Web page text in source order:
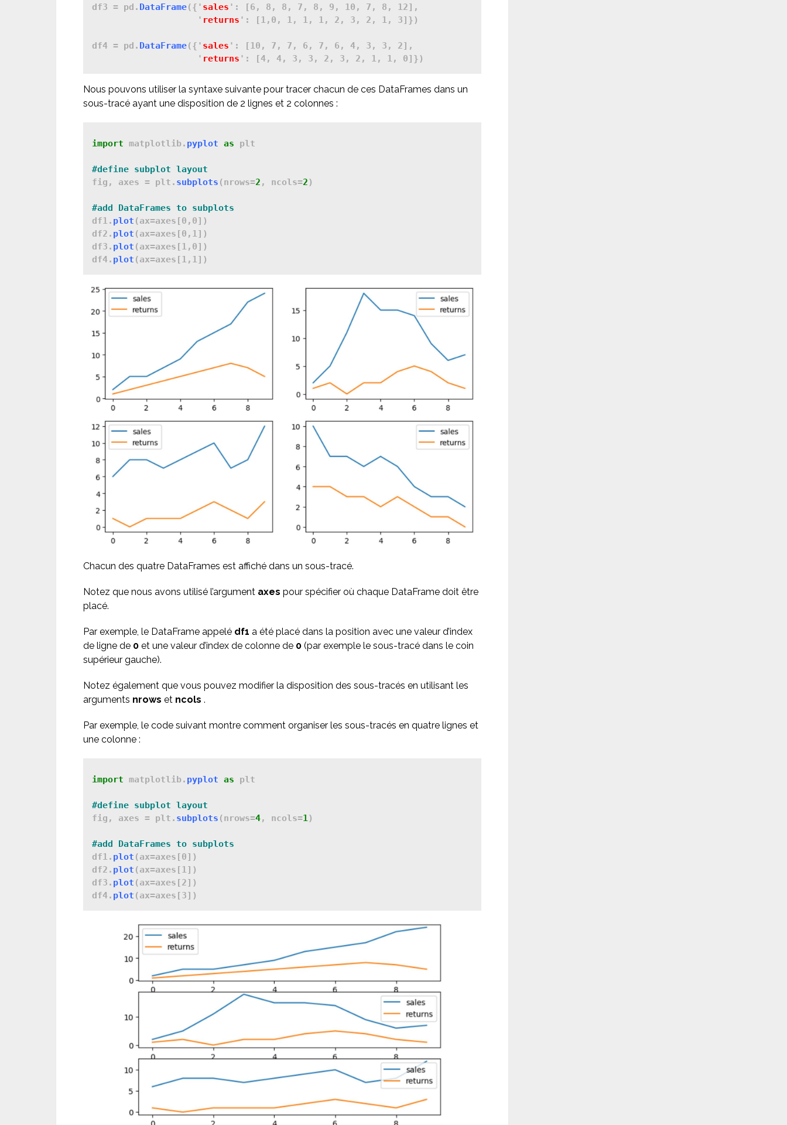
df3 = pd. DataFrame({' sales ': [6, 8, 8, 7, 8, 9, 10, 7, 8, 12],
                    '
returns ': [1,0, 1, 1, 1, 2, 3, 2, 1, 3]})
df4 = pd. DataFrame({' sales ': [10, 7, 7, 6, 7, 6, 4, 3, 3, 2],
                    '
returns ': [4, 4, 3, 3, 2, 3, 2, 1, 1, 0]})
Nous pouvons utiliser la syntaxe suivante pour tracer chacun de ces DataFrames dans un
sous-tracé ayant une disposition de 2 lignes et 2 colonnes :
import matplotlib. pyplot as plt
fig, axes = plt. subplots (nrows=2 , ncols=2)
df1. plot (ax=axes[0,0])
df2. plot (ax=axes[0,1])
df3. plot (ax=axes[1,0])
df4. plot (ax=axes[1,1])
Chacun des quatre DataFrames est affiché dans un sous-tracé.
Notez que nous avons utilisé l’argument axes pour spécifier où chaque DataFrame doit être
placé.
Par exemple, le DataFrame appelé df1 a été placé dans la position avec une valeur d’index
de ligne de 0 et une valeur d’index de colonne de 0 (par exemple le sous-tracé dans le coin
supérieur gauche).
Notez également que vous pouvez modifier la disposition des sous-tracés en utilisant les
arguments nrows et ncols .
Par exemple, le code suivant montre comment organiser les sous-tracés en quatre lignes et
une colonne :
import matplotlib. pyplot as plt
fig, axes = plt. subplots (nrows=4, ncols=1)
df1. plot (ax=axes[0])
df2. plot (ax=axes[1])
df3. plot (ax=axes[2])
df4. plot (ax=axes[3])